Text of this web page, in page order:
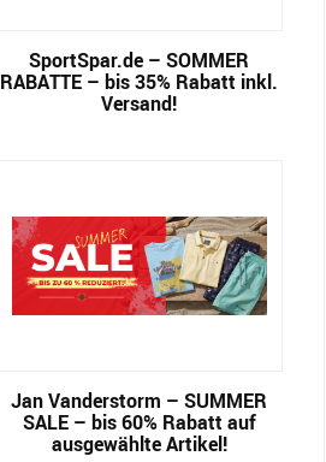
SportSpar.de – SOMMER
RABATTE – bis 35% Rabatt inkl.
Versand!
Jan Vanderstorm – SUMMER
SALE – bis 60% Rabatt auf
ausgewählte Artikel!